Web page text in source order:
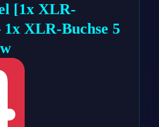
[1x XLR-
XLR-Buchse 5